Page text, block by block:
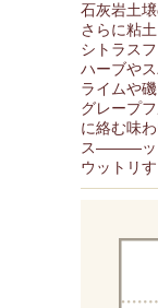
石灰岩土
さらに粘
シトラス
ハーブや
ライムや
グレープ
に絡む味わ
ス―――ッ
ウットリす